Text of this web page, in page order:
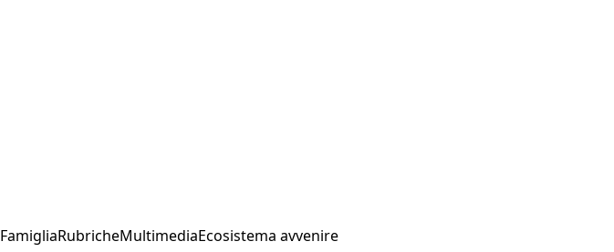
FamigliaRubricheMultimediaEcosistema avvenire